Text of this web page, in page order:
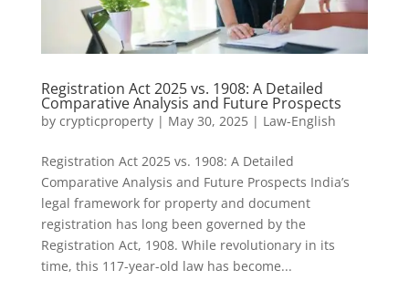
Registration Act 2025 vs. 1908: A Detailed
Comparative Analysis and Future Prospects
by crypticproperty| May 30, 2025| Law-English
Registration Act 2025 vs. 1908: A Detailed
Comparative Analysis and Future Prospects India’s
legal framework for property and document
registration has long been governed by the
Registration Act, 1908. While revolutionary in its
time, this 117-year-old law has become...